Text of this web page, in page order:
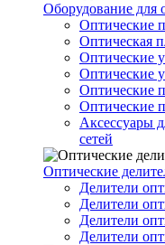
Оборудование для
Оптические
Оптическая
Оптические
Оптические
Оптические
Оптические
Аксессуары
сетей
Оптические
Делители
Делители
Делители
Делители